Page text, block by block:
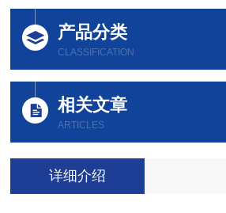
产品分类
CLASSIFICATION
相关文章
ARTICLES
详细介绍